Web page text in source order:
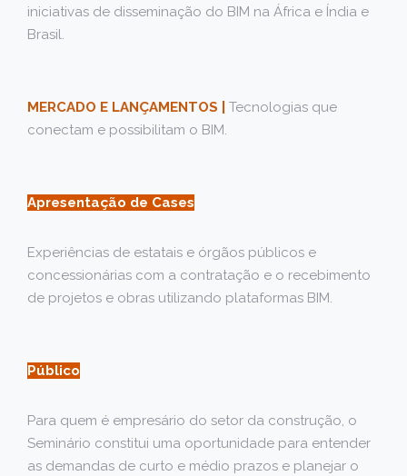
iniciativas de disseminação do BIM na África e Índia e
Brasil.
MERCADO E LANÇAMENTOS |
Tecnologias que
conectam e possibilitam o BIM.
Apresentação de Cases
Experiências de estatais e órgãos públicos e
concessionárias com a contratação e o recebimento
de projetos e obras utilizando plataformas BIM.
Público
Para quem é empresário do setor da construção, o
Seminário constitui uma oportunidade para entender
as demandas de curto e médio prazos e planejar o